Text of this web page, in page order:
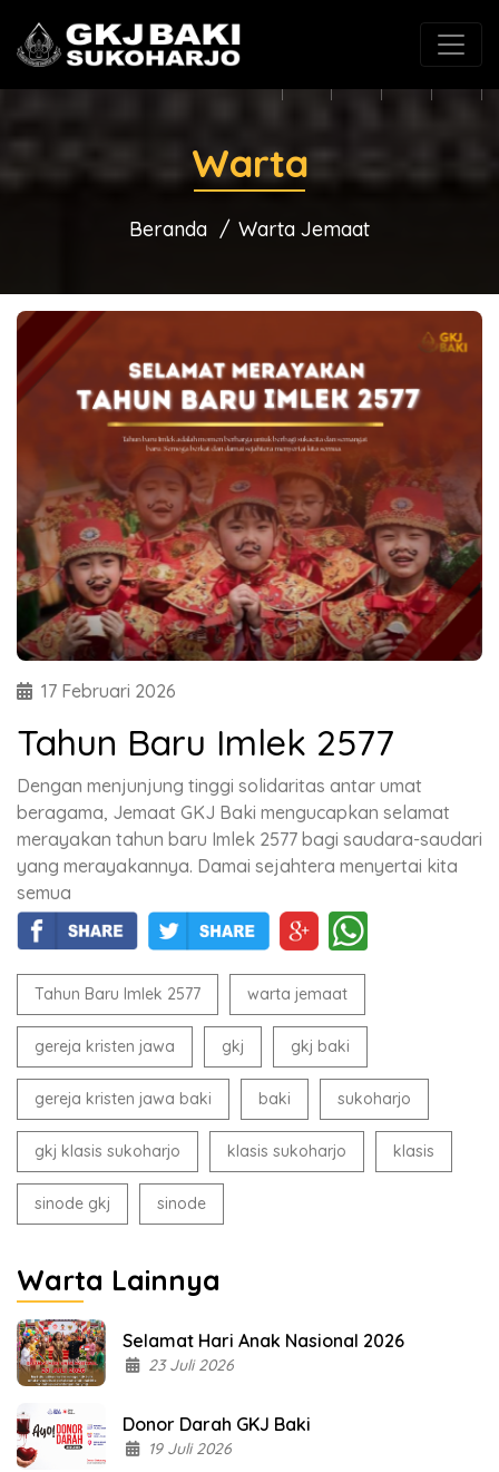
(0271) 625546 gkjbaki@gmail.com
Warta
Beranda Warta Jemaat
17 Februari 2026
Tahun Baru Imlek 2577
Dengan menjunjung tinggi solidaritas antar umat
beragama, Jemaat GKJ Baki mengucapkan selamat
merayakan tahun baru Imlek 2577 bagi saudara-saudari
yang merayakannya. Damai sejahtera menyertai kita
semua
Tahun Baru Imlek 2577 warta jemaat
gereja kristen jawa gkj gkj baki
gereja kristen jawa baki baki sukoharjo
gkj klasis sukoharjo klasis sukoharjo klasis
sinode gkj sinode
Warta Lainnya
Selamat Hari Anak Nasional 2026
23 Juli 2026
Donor Darah GKJ Baki
19 Juli 2026